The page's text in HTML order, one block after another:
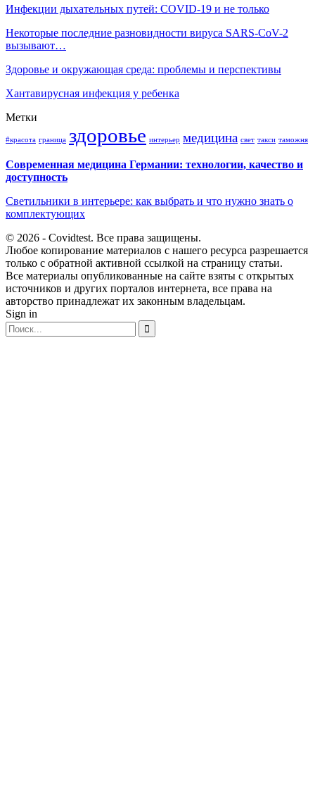
Инфекции дыхательных путей: COVID-19 и не только
Некоторые последние разновидности вируса SARS-CoV-2
вызывают…
Здоровье и окружающая среда: проблемы и перспективы
Хантавирусная инфекция у ребенка
Метки
#красота граница здоровье интерьер медицина свет такси таможня
Современная медицина Германии: технологии, качество и
доступность
Светильники в интерьере: как выбрать и что нужно знать о
комплектующих
© 2026 - Covidtest. Все права защищены.
Любое копирование материалов с нашего ресурса разрешается
только с обратной активной ссылкой на страницу статьи.
Все материалы опубликованные на сайте взяты с открытых
источников и других порталов интернета, все права на
авторство принадлежат их законным владельцам.
Sign in